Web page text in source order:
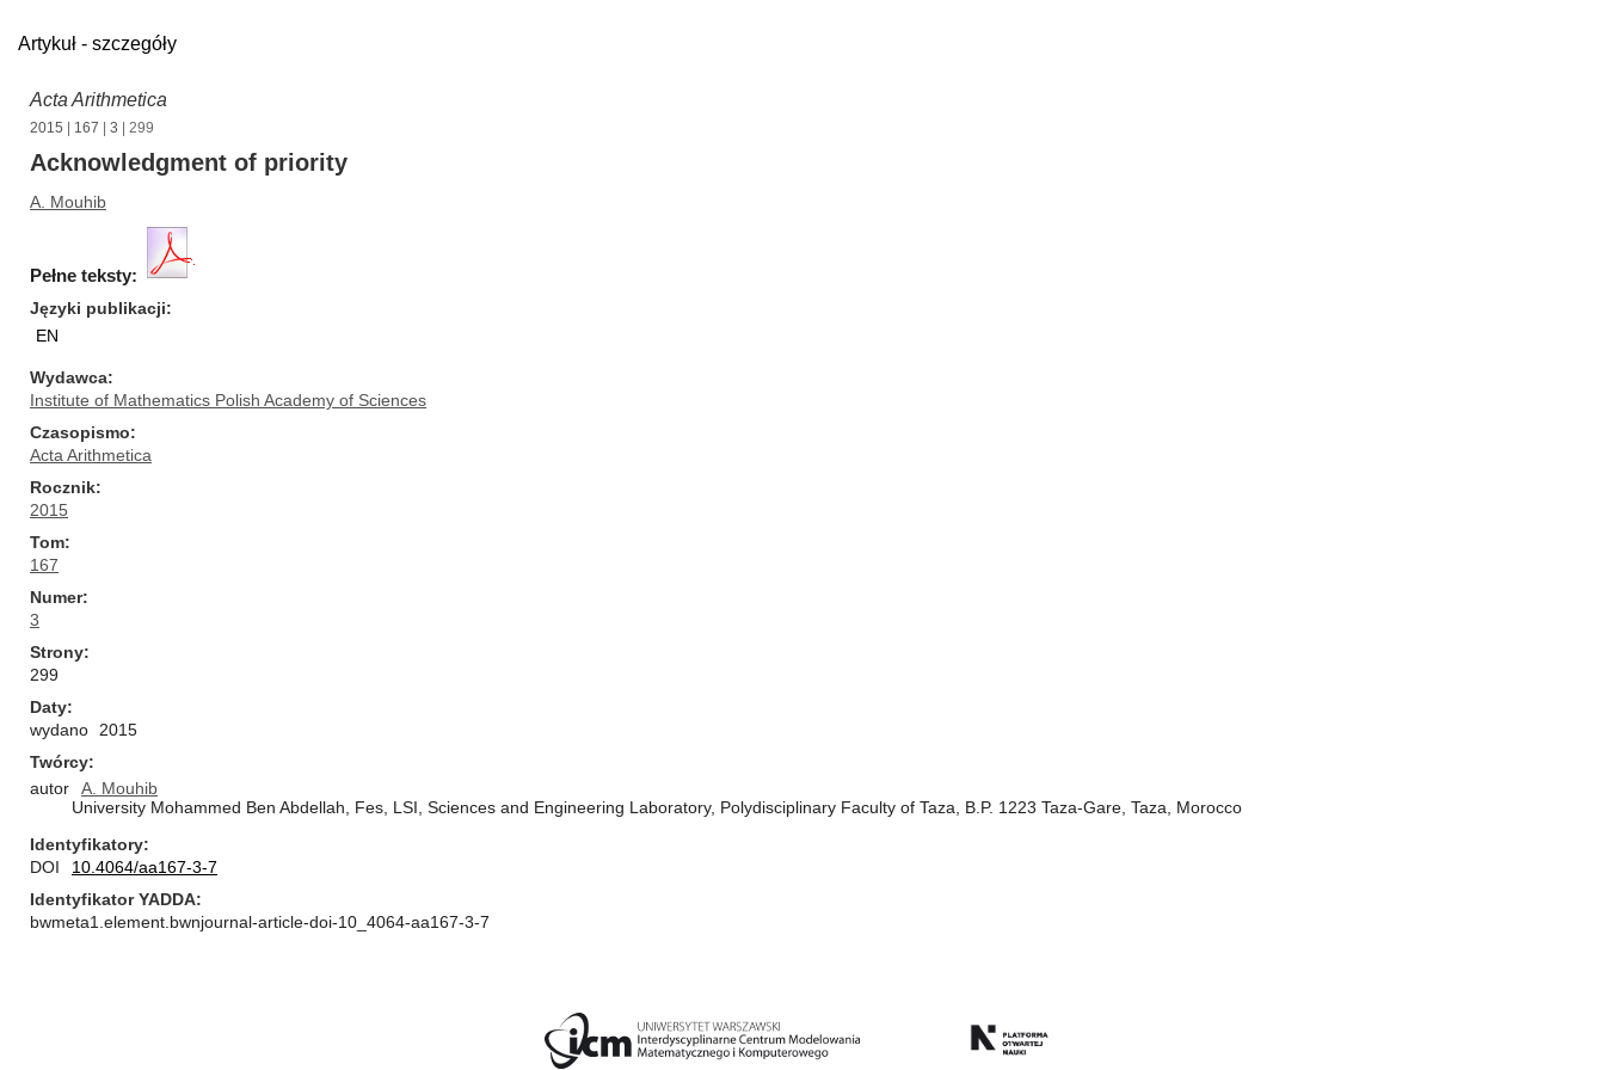
Artykuł - szczegóły
Acta Arithmetica
2015 167 3 | 299
Acknowledgment of priority
A. Mouhib
Pełne teksty:
Języki publikacji
EN
Wydawca
Institute of Mathematics Polish Academy of Sciences
Czasopismo
Acta Arithmetica
Rocznik
2015
Tom
167
Numer
3
Strony
299
Daty
wydano
2015
Twórcy
autor
A. Mouhib
University Mohammed Ben Abdellah, Fes, LSI, Sciences and Engineering Laboratory, Polydisciplinary Faculty of Taza, B.P. 1223 Taza-Gare, Taza, Morocco
Identyfikatory
DOI
10.4064/aa167-3-7
Identyfikator YADDA
bwmeta1.element.bwnjournal-article-doi-10_4064-aa167-3-7